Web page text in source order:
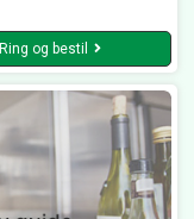
Ring og bestil